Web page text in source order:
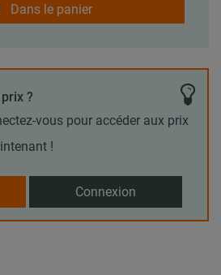
Dans le panier
?
vous pour accéder aux prix
!
Connexion